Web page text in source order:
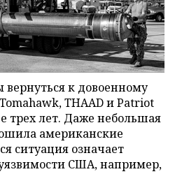
вернуться к довоенному
THAAD и Patriot
трех лет. Даже небольшая
американские
ситуация означает
США, например,